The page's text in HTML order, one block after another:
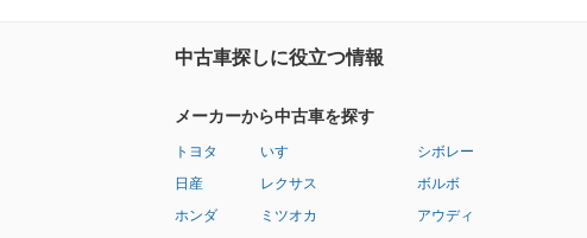
中古車探しに役立つ情報
メーカーから中古車を探す
トヨタ
日産
ホンダ
いすゞ
レクサス
ミツオカ
シボレー
ボルボ
アウディ